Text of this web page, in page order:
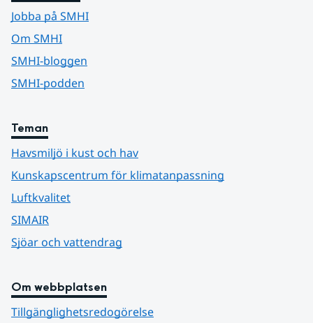
Jobba på SMHI
Om SMHI
SMHI-bloggen
SMHI-podden
Teman
Havsmiljö i kust och hav
Kunskapscentrum för klimatanpassning
Luftkvalitet
SIMAIR
Sjöar och vattendrag
Om webbplatsen
Tillgänglighetsredogörelse